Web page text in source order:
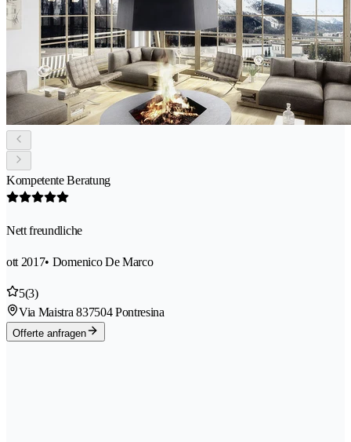
Kompetente Beratung
Nett freundliche
ott 2017• Domenico De Marco
5(3)
Via Maistra 837504 Pontresina
Offerte anfragen